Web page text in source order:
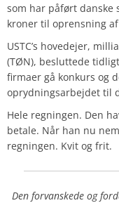
som har påført danske
kroner til oprensning
USTC’s hovedejer,
(TØN), besluttede
firmaer gå konkurs og
oprydningsarbejdet til
Hele regningen. Den
betale. Når han nu
regningen. Kvit og frit.
Den forvanskede og